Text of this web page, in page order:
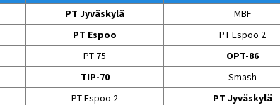
PT Jyväskylä MBF
PT Espoo PT Espoo 2
PT 75 OPT-86
TIP-70 Smash
PT Espoo 2 PT Jyväskylä